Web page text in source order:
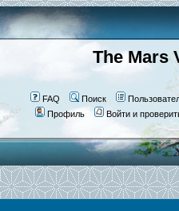
The Mars
FAQ Поиск
Профиль
Войти и